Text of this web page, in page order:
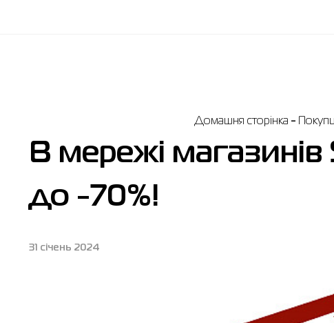
Домашня сторінка
В мережі
до -70%!
31 січень 2024